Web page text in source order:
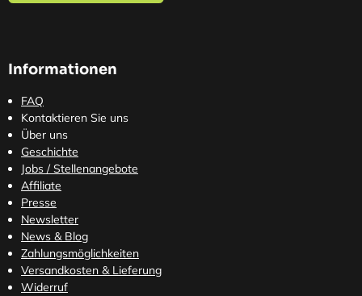
Informationen
FAQ
Kontaktieren Sie uns
Über uns
Geschichte
Jobs / Stellenangebote
Affiliate
Presse
Newsletter
News & Blog
Zahlungsmöglichkeiten
Versandkosten & Lieferung
Widerruf